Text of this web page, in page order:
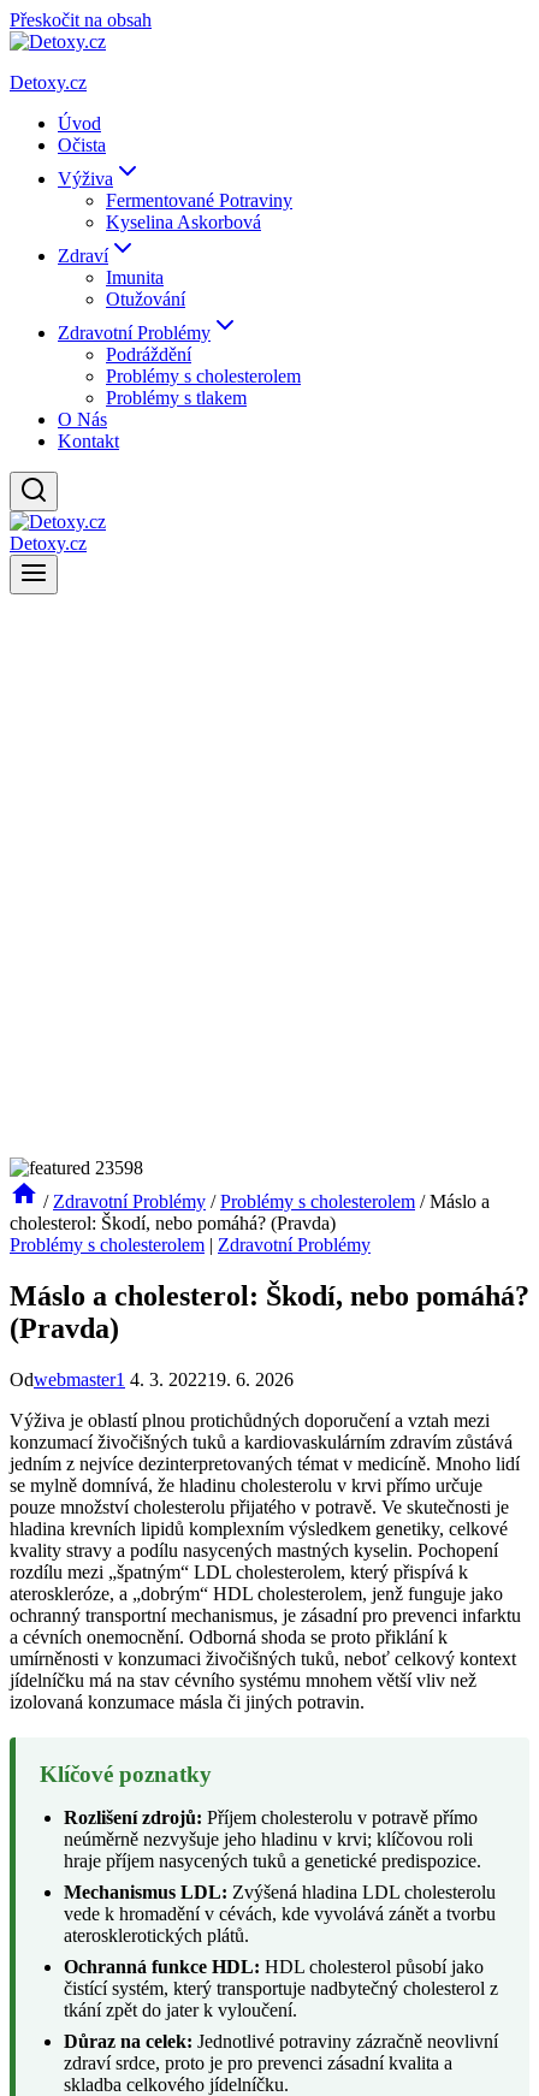
Přeskočit na obsah
Detoxy.cz
Úvod
Očista
Výživa
Fermentované Potraviny
Kyselina Askorbová
Zdraví
Imunita
Otužování
Zdravotní Problémy
Podráždění
Problémy s cholesterolem
Problémy s tlakem
O Nás
Kontakt
Detoxy.cz
/ Zdravotní Problémy / Problémy s cholesterolem / Máslo a
cholesterol: Škodí, nebo pomáhá? (Pravda)
Problémy s cholesterolem | Zdravotní Problémy
Máslo a cholesterol: Škodí, nebo pomáhá?
(Pravda)
Odwebmaster1 4. 3. 202219. 6. 2026
Výživa je oblastí plnou protichůdných doporučení a vztah mezi
konzumací živočišných tuků a kardiovaskulárním zdravím zůstává
jedním z nejvíce dezinterpretovaných témat v medicíně. Mnoho lidí
se mylně domnívá, že hladinu cholesterolu v krvi přímo určuje
pouze množství cholesterolu přijatého v potravě. Ve skutečnosti je
hladina krevních lipidů komplexním výsledkem genetiky, celkové
kvality stravy a podílu nasycených mastných kyselin. Pochopení
rozdílu mezi „špatným“ LDL cholesterolem, který přispívá k
ateroskleróze, a „dobrým“ HDL cholesterolem, jenž funguje jako
ochranný transportní mechanismus, je zásadní pro prevenci infarktu
a cévních onemocnění. Odborná shoda se proto přiklání k
umírněnosti v konzumaci živočišných tuků, neboť celkový kontext
jídelníčku má na stav cévního systému mnohem větší vliv než
izolovaná konzumace másla či jiných potravin.
Klíčové poznatky
Rozlišení zdrojů: Příjem cholesterolu v potravě přímo
neúměrně nezvyšuje jeho hladinu v krvi; klíčovou roli
hraje příjem nasycených tuků a genetické predispozice.
Mechanismus LDL: Zvýšená hladina LDL cholesterolu
vede k hromadění v cévách, kde vyvolává zánět a tvorbu
aterosklerotických plátů.
Ochranná funkce HDL: HDL cholesterol působí jako
čistící systém, který transportuje nadbytečný cholesterol z
tkání zpět do jater k vyloučení.
Důraz na celek: Jednotlivé potraviny zázračně neovlivní
zdraví srdce, proto je pro prevenci zásadní kvalita a
skladba celkového jídelníčku.